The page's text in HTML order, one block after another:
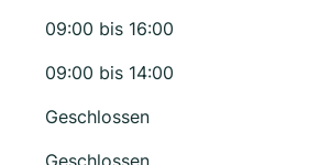
09:00 bis 16:00
09:00 bis 14:00
Geschlossen
Geschlossen